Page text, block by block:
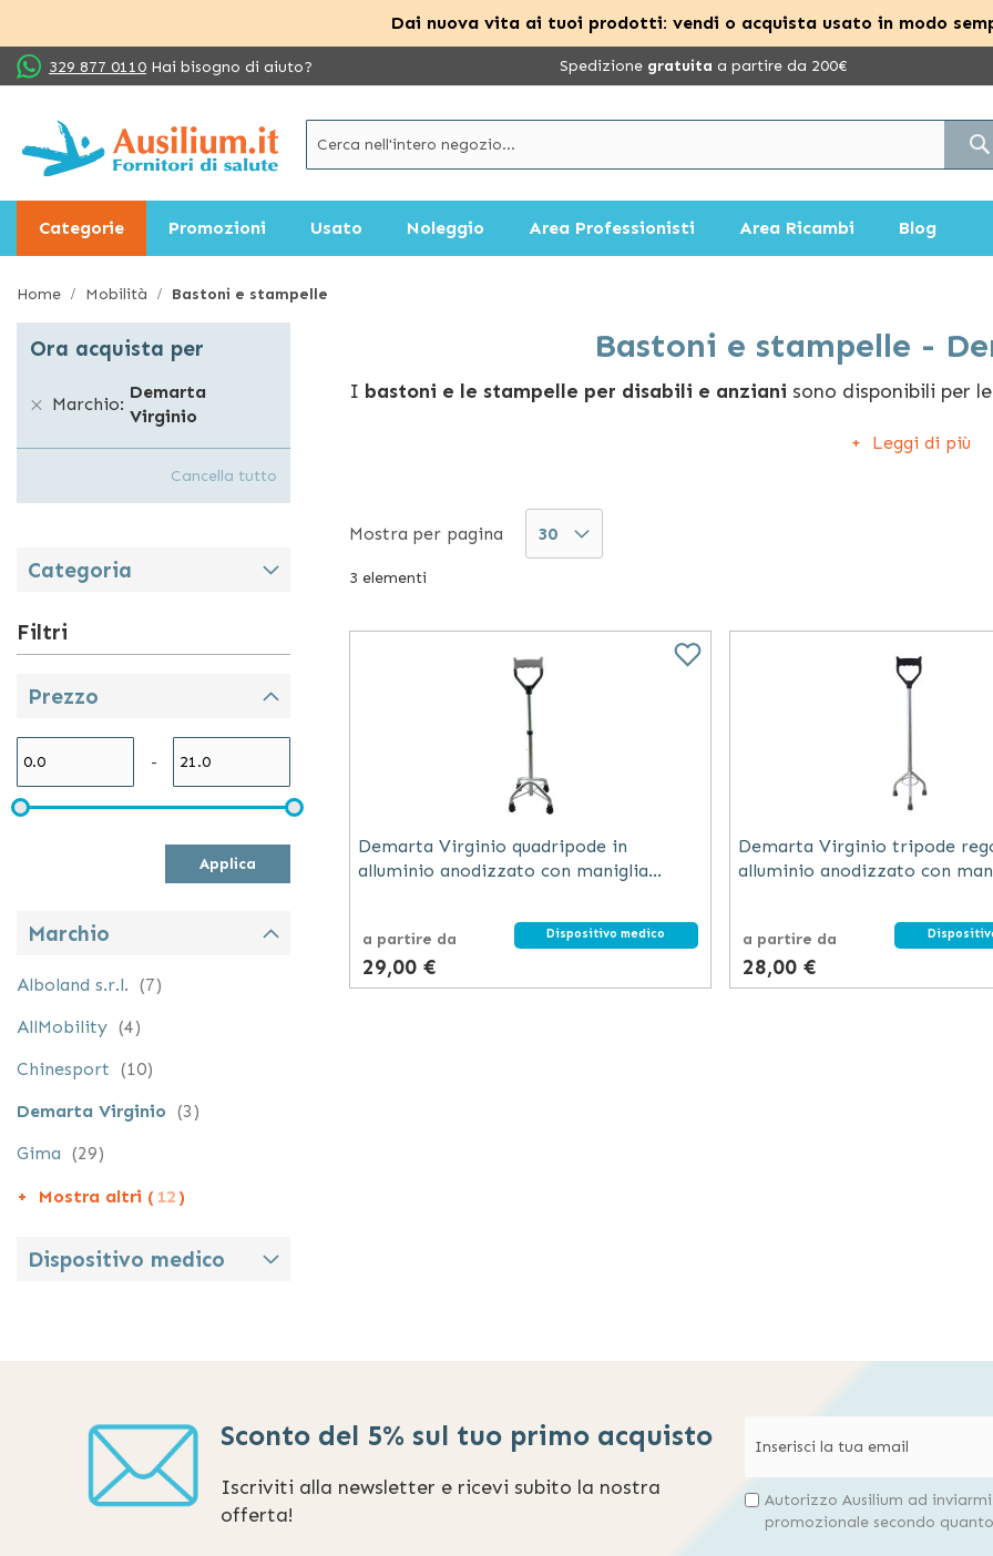
Dai nuova vita ai tuoi prodotti: vendi o acquista usato in modo
Salta
al
329 877 0110 Hai bisogno di aiuto? Spedizione gratuita a partire da 200€
Categorie Promozioni Usato Noleggio Area Professionisti Area Ricambi Blog
Home Mobilità Bastoni e stampelle
Bastoni e stampelle -
I bastoni e le stampelle per disabili e anziani sono disponibili per
A seconda delle necessità, puoi scegliere le stampelle ascellari o
deambulazione di anziani e bambini.
La nostra selezione di bastoni e stampelle per disabili e anziani
puntali, gli ammortizzatori e i sottoascella in spugna.
Demarta si occupa della produzione e della commercializzazione
il mondo. Questa azienda è specializzata nella vendita di ausili
prodotti dedicati alla movimentazione delle persone come
L'offerta di Demarta include inoltre prodotti utili in casa per anziani
alzamalati e sollevatori.
Leggi di più
3 elementi
Mostra per pagina
Demarta Virginio quadripode in
alluminio anodizzato con maniglia
a partire da
29,00 €
Dispositivo medico
Demarta Virginio tripode
alluminio anodizzato con
a partire da
28,00 €
Ora acquista per
Marchio
Demarta
Virginio
Cancella tutto
Categoria
Filtri
Prezzo
-
Applica
Marchio
Alboland s.r.l. 7
elementi
AllMobility 4
elementi
Chinesport 10
elementi
Demarta Virginio 3
elementi
Gima 29
elementi
Mostra altri ( 12 )
Dispositivo medico
Sconto del 5% sul tuo primo acquisto
Iscriviti alla newsletter e ricevi subito la nostra
offerta!
Autorizzo Ausilium ad
promozionale secondo